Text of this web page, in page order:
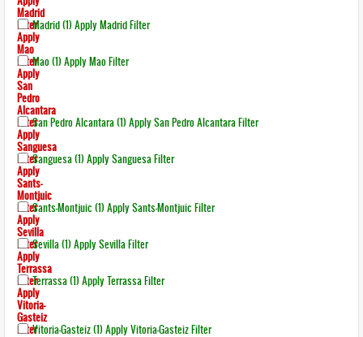
Madrid
FilterMadrid (1) Apply Madrid Filter
Apply
Mao
FilterMao (1) Apply Mao Filter
Apply
San
Pedro
Alcantara
FilterSan Pedro Alcantara (1) Apply San Pedro Alcantara Filter
Apply
Sanguesa
FilterSanguesa (1) Apply Sanguesa Filter
Apply
Sants-
Montjuic
FilterSants-Montjuic (1) Apply Sants-Montjuic Filter
Apply
Sevilla
FilterSevilla (1) Apply Sevilla Filter
Apply
Terrassa
FilterTerrassa (1) Apply Terrassa Filter
Apply
Vitoria-
Gasteiz
FilterVitoria-Gasteiz (1) Apply Vitoria-Gasteiz Filter